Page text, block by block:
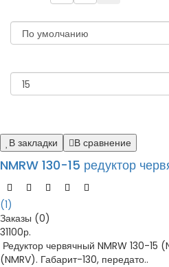
В закладки В сравнение
NMRW 130-15 редуктор
(1)
Заказы (0)
31100р.
Редуктор червячный NMRW 130-15
(NMRV). Габарит-130, передато..